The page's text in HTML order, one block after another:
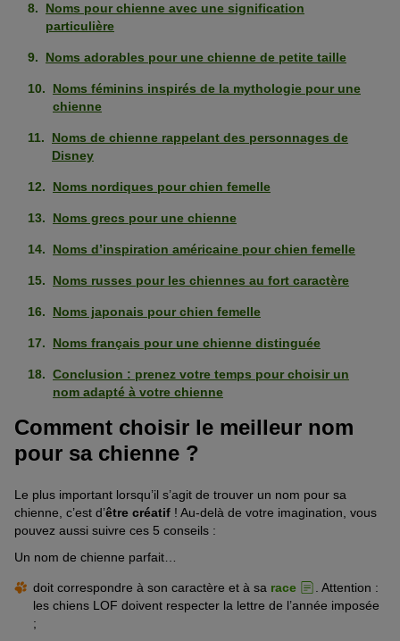
Noms pour chienne avec une signification
particulière
Noms adorables pour une chienne de petite taille
Noms féminins inspirés de la mythologie pour une
chienne
Noms de chienne rappelant des personnages de
Disney
Noms nordiques pour chien femelle
Noms grecs pour une chienne
Noms d’inspiration américaine pour chien femelle
Noms russes pour les chiennes au fort caractère
Noms japonais pour chien femelle
Noms français pour une chienne distinguée
Conclusion : prenez votre temps pour choisir un
nom adapté à votre chienne
Comment choisir le meilleur nom
pour sa chienne ?
Le plus important lorsqu’il s’agit de trouver un nom pour sa
chienne, c’est d’être créatif ! Au-delà de votre imagination, vous
pouvez aussi suivre ces 5 conseils :
Un nom de chienne parfait…
doit correspondre à son caractère et à sa race
. Attention :
les chiens LOF doivent respecter la lettre de l’année imposée
;